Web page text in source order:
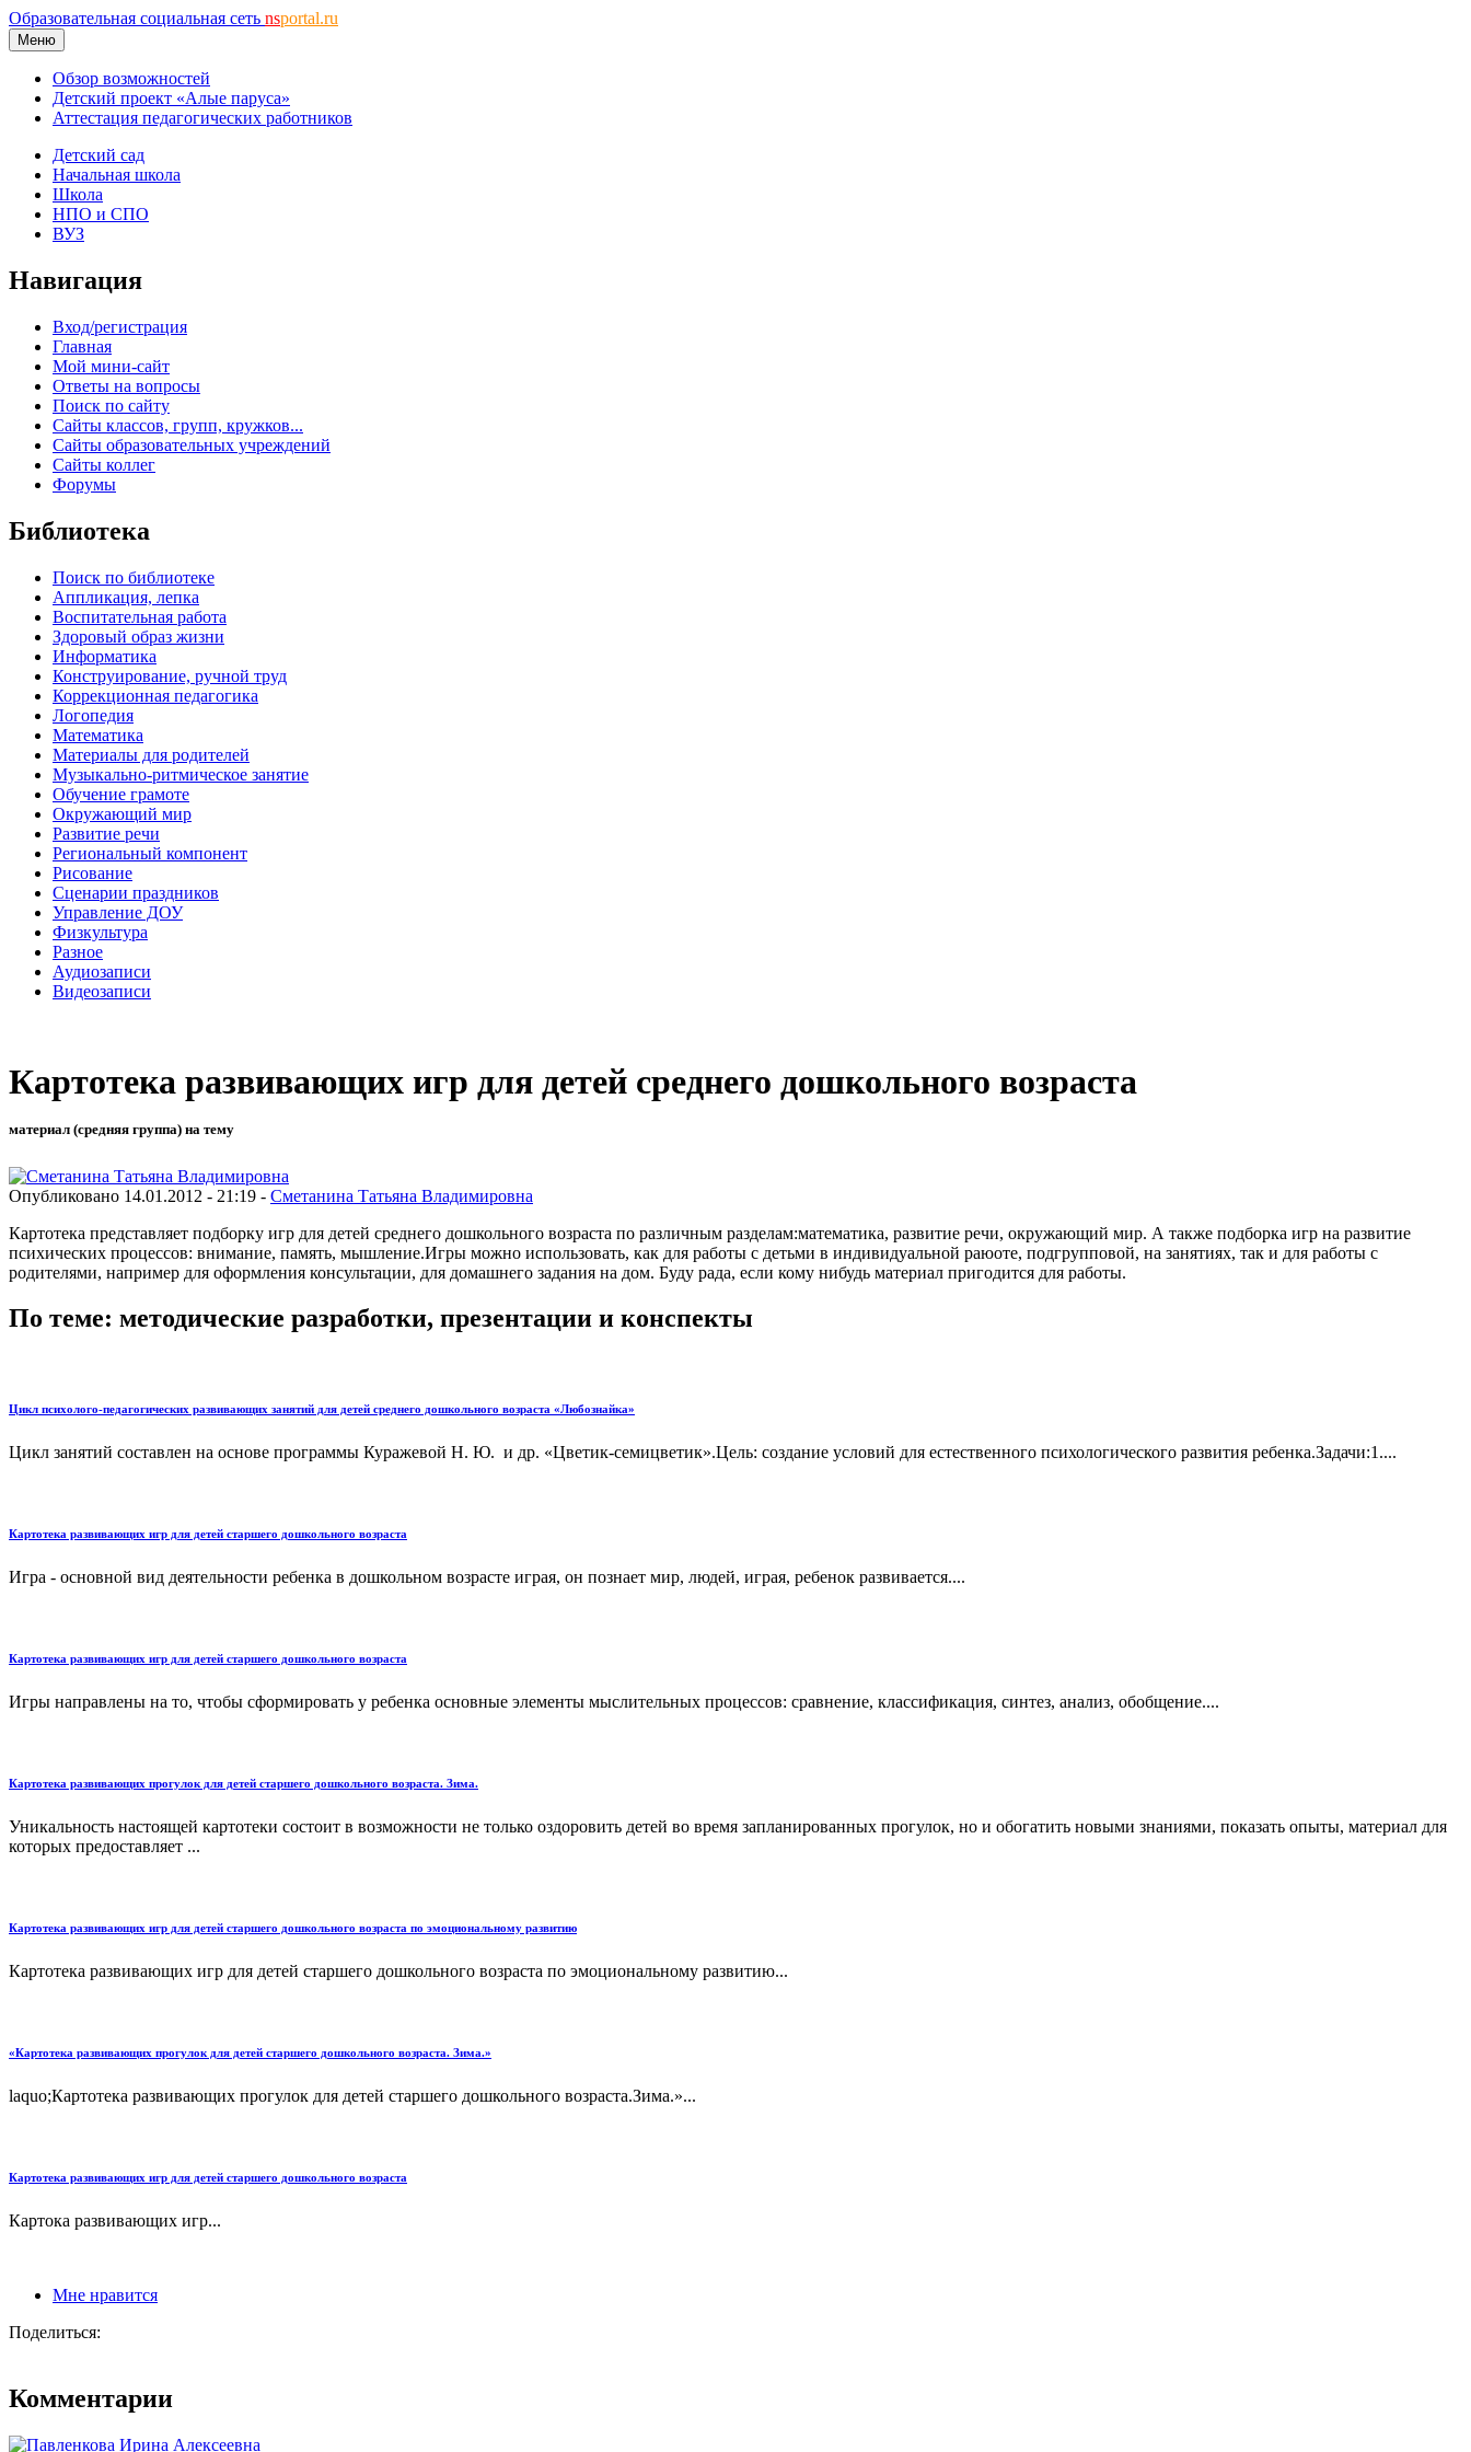
Образовательная социальная сеть nsportal.ru
Меню
Обзор возможностей
Детский проект «Алые паруса»
Аттестация педагогических работников
Детский сад
Начальная школа
Школа
НПО и СПО
ВУЗ
Навигация
Вход/регистрация
Главная
Мой мини-сайт
Ответы на вопросы
Поиск по сайту
Сайты классов, групп, кружков...
Сайты образовательных учреждений
Сайты коллег
Форумы
Библиотека
Поиск по библиотеке
Аппликация, лепка
Воспитательная работа
Здоровый образ жизни
Информатика
Конструирование, ручной труд
Коррекционная педагогика
Логопедия
Математика
Материалы для родителей
Музыкально-ритмическое занятие
Обучение грамоте
Окружающий мир
Развитие речи
Региональный компонент
Рисование
Сценарии праздников
Управление ДОУ
Физкультура
Разное
Аудиозаписи
Видеозаписи
Картотека развивающих игр для детей среднего дошкольного возраста
материал (средняя группа) на тему
Опубликовано 14.01.2012 - 21:19 - Сметанина Татьяна Владимировна
Картотека представляет подборку игр для детей среднего дошкольного возраста по различным разделам:математика, развитие речи, окружающий мир. А также подборка игр на развитие
психических процессов: внимание, память, мышление.Игры можно использовать, как для работы с детьми в индивидуальной раюоте, подгрупповой, на занятиях, так и для работы с
родителями, например для оформления консультации, для домашнего задания на дом. Буду рада, если кому нибудь материал пригодится для работы.
По теме: методические разработки, презентации и конспекты
Цикл психолого-педагогических развивающих занятий для детей среднего дошкольного возраста «Любознайка»
Цикл занятий составлен на основе программы Куражевой Н. Ю. и др. «Цветик-семицветик».Цель: создание условий для естественного психологического развития ребенка.Задачи:1....
Картотека развивающих игр для детей старшего дошкольного возраста
Игра - основной вид деятельности ребенка в дошкольном возрасте играя, он познает мир, людей, играя, ребенок развивается....
Картотека развивающих игр для детей старшего дошкольного возраста
Игры направлены на то, чтобы сформировать у ребенка основные элементы мыслительных процессов: сравнение, классификация, синтез, анализ, обобщение....
Картотека развивающих прогулок для детей старшего дошкольного возраста. Зима.
Уникальность настоящей картотеки состоит в возможности не только оздоровить детей во время запланированных прогулок, но и обогатить новыми знаниями, показать опыты, материал для
которых предоставляет ...
Картотека развивающих игр для детей старшего дошкольного возраста по эмоциональному развитию
Картотека развивающих игр для детей старшего дошкольного возраста по эмоциональному развитию...
«Картотека развивающих прогулок для детей старшего дошкольного возраста. Зима.»
laquo;Картотека развивающих прогулок для детей старшего дошкольного возраста.Зима.»...
Картотека развивающих игр для детей старшего дошкольного возраста
Картока развивающих игр...
Мне нравится
Поделиться:
Комментарии